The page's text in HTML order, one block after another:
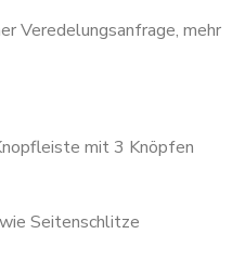
Veredelungsanfrage, mehr
mit 3 Knöpfen
Seitenschlitze